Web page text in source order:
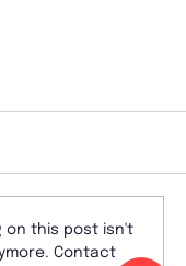
on this post isn't
Contact